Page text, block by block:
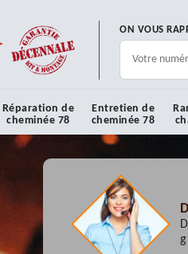
ON VOUS
Réparation de
cheminée 78
Entretien de
cheminée 78